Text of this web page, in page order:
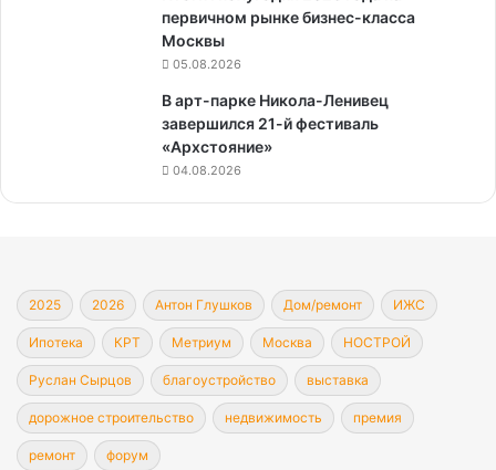
первичном рынке бизнес-класса
Москвы
05.08.2026
В арт-парке Никола-Ленивец
завершился 21-й фестиваль
«Архстояние»
04.08.2026
2025 2026 Антон Глушков Дом/ремонт ИЖС
Ипотека КРТ Метриум Москва НОСТРОЙ
Руслан Сырцов благоустройство выставка
дорожное строительство недвижимость премия
ремонт форум